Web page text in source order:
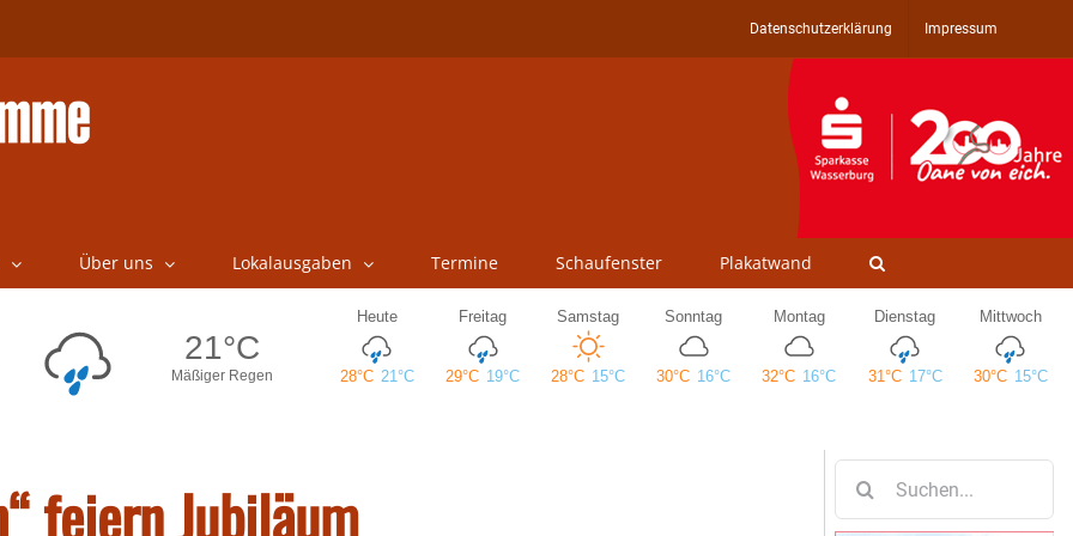
Datenschutzerklärung Impressum
Über uns Lokalausgaben Termine Schaufenster Plakatwand
feiern Jubiläum
nach: